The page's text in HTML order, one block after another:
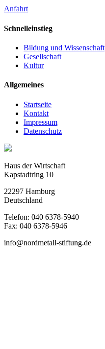
Anfahrt
Schnelleinstieg
Bildung und Wissenschaft
Gesellschaft
Kultur
Allgemeines
Startseite
Kontakt
Impressum
Datenschutz
Haus der Wirtschaft
Kapstadtring 10
22297 Hamburg
Deutschland
Telefon: 040 6378-5940
Fax: 040 6378-5946
info@nordmetall-stiftung.de